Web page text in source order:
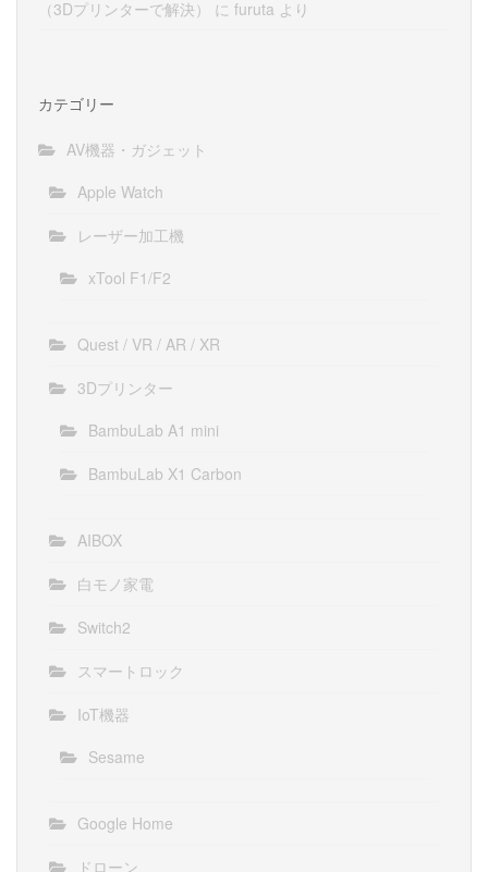
（3Dプリンターで解決）
に furuta より
カテゴリー
AV機器・ガジェット
Apple Watch
レーザー加工機
xTool F1/F2
Quest / VR / AR / XR
3Dプリンター
BambuLab A1 mini
BambuLab X1 Carbon
AIBOX
白モノ家電
Switch2
スマートロック
IoT機器
Sesame
Google Home
ドローン